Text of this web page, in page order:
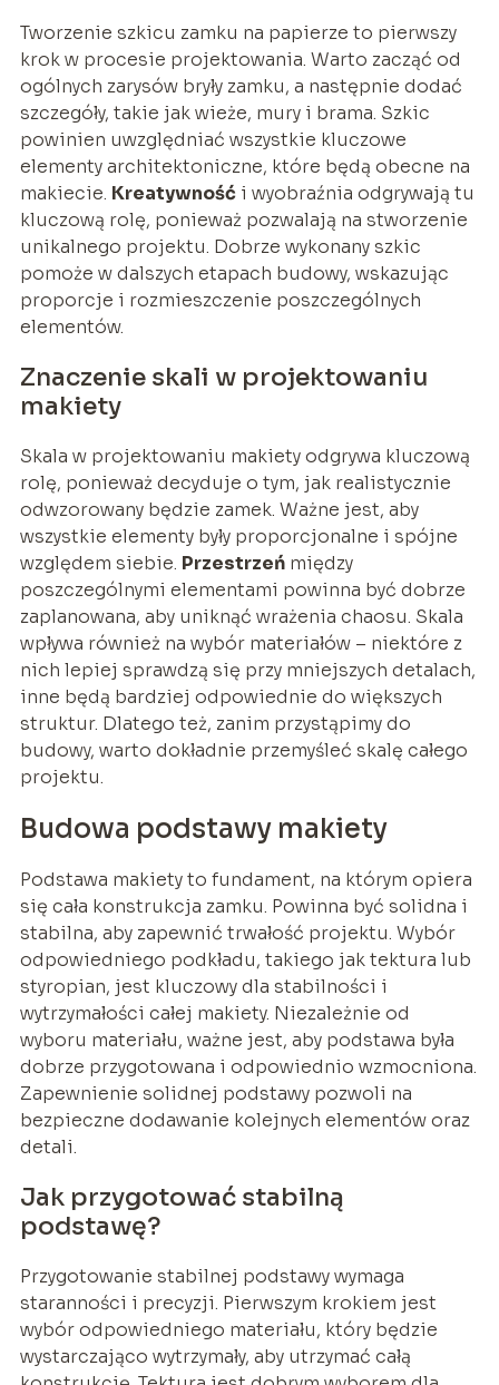
Tworzenie szkicu zamku na papierze to pierwszy
krok w procesie projektowania. Warto zacząć od
ogólnych zarysów bryły zamku, a następnie dodać
szczegóły, takie jak wieże, mury i brama. Szkic
powinien uwzględniać wszystkie kluczowe
elementy architektoniczne, które będą obecne na
makiecie. Kreatywnośći wyobraźnia odgrywają tu
kluczową rolę, ponieważ pozwalają na stworzenie
unikalnego projektu. Dobrze wykonany szkic
pomoże w dalszych etapach budowy, wskazując
proporcje i rozmieszczenie poszczególnych
elementów.
Znaczenie skali w projektowaniu
makiety
Skala w projektowaniu makiety odgrywa kluczową
rolę, ponieważ decyduje o tym, jak realistycznie
odwzorowany będzie zamek. Ważne jest, aby
wszystkie elementy były proporcjonalne i spójne
względem siebie. Przestrzeńmiędzy
poszczególnymi elementami powinna być dobrze
zaplanowana, aby uniknąć wrażenia chaosu. Skala
wpływa również na wybór materiałów – niektóre z
nich lepiej sprawdzą się przy mniejszych detalach,
inne będą bardziej odpowiednie do większych
struktur. Dlatego też, zanim przystąpimy do
budowy, warto dokładnie przemyśleć skalę całego
projektu.
Budowa podstawy makiety
Podstawa makiety to fundament, na którym opiera
się cała konstrukcja zamku. Powinna być solidna i
stabilna, aby zapewnić trwałość projektu. Wybór
odpowiedniego podkładu, takiego jak tektura lub
styropian, jest kluczowy dla stabilności i
wytrzymałości całej makiety. Niezależnie od
wyboru materiału, ważne jest, aby podstawa była
dobrze przygotowana i odpowiednio wzmocniona.
Zapewnienie solidnej podstawy pozwoli na
bezpieczne dodawanie kolejnych elementów oraz
detali.
Jak przygotować stabilną
podstawę?
Przygotowanie stabilnej podstawy wymaga
staranności i precyzji. Pierwszym krokiem jest
wybór odpowiedniego materiału, który będzie
wystarczająco wytrzymały, aby utrzymać całą